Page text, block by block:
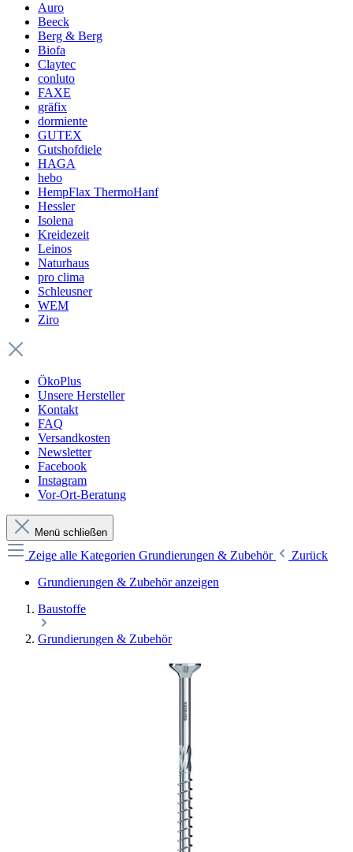
Auro
Beeck
Berg & Berg
Biofa
Claytec
conluto
FAXE
gräfix
dormiente
GUTEX
Gutshofdiele
HAGA
hebo
HempFlax ThermoHanf
Hessler
Isolena
Kreidezeit
Leinos
Naturhaus
pro clima
Schleusner
WEM
Ziro
ÖkoPlus
Unsere Hersteller
Kontakt
FAQ
Versandkosten
Newsletter
Facebook
Instagram
Vor-Ort-Beratung
Menü schließen
Zeige alle Kategorien Grundierungen & Zubehör
Zurück
Grundierungen & Zubehör anzeigen
Baustoffe
Grundierungen & Zubehör